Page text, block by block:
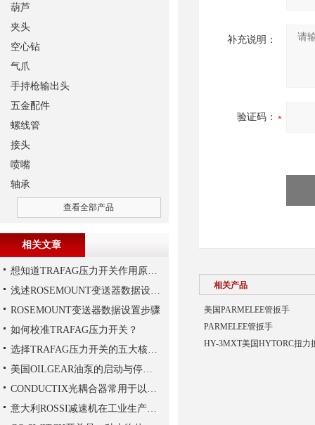
补充说明：
验证码：
相关产品
美国PARMELEE管扳手
PARMELEE管扳手
HY-3MXT美国HYTORC扭力
葫芦
夹头
空心钻
气爪
手持枪输出头
五金配件
螺线管
接头
喷嘴
轴承
查看全部产品
相关文章
想知道TRAFAG压力开关作用原理，那就看本文
浅述ROSEMOUNT变送器数据设置步骤
ROSEMOUNT变送器数据设置步骤
如何校准TRAFAG压力开关？
选择TRAFAG压力开关的五大核心理由
美国OILGEAR油泵的启动与停机操作注意
CONDUCTIX光耦合器常用于以下领域当中
意大利ROSSI减速机在工业生产中的主要应用场景与技术优势